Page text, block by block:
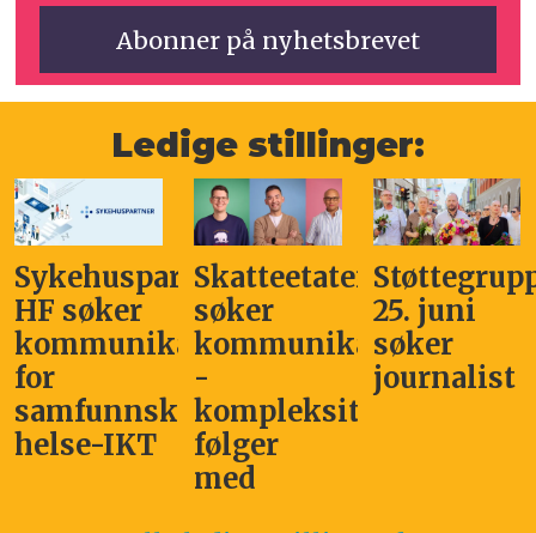
Ledige stillinger:
Sykehuspartner
HF søker
kommunikasjonssjef
for
samfunnskritisk
helse-IKT
Skatteetaten
søker
kommunikasjonsleder
-
kompleksitet
følger
med
25. juni
søker
journalist